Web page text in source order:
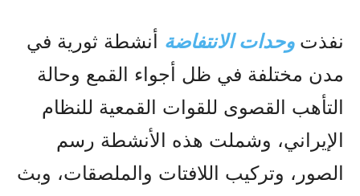
نفذت وحدات الانتفاضة أنشطة ثورية في
مدن مختلفة في ظل أجواء القمع وحالة
التأهب القصوى للقوات القمعية للنظام
الإيراني، وشملت هذه الأنشطة رسم
الصور، وتركيب اللافتات والملصقات، وبث